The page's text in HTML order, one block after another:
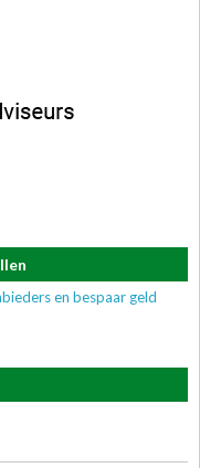
en bespaar geld